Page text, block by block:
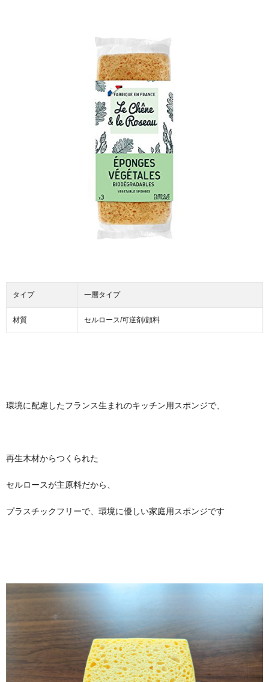
タイプ 一層タイプ
材質 セルロース/可逆剤/顔料
環境に配慮したフランス生まれのキッチン用スポンジで、
再生木材からつくられた
セルロースが主原料だから、
プラスチックフリーで、環境に優しい家庭用スポンジです